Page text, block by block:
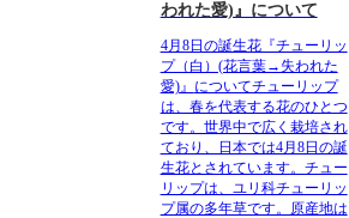
われた愛)』について
4月8日の誕生花『チューリッ
プ（白）(花言葉→失われた
愛)』 についてチューリップ
は、春を代表する花のひとつ
です。世界中で広く栽培され
ており、日本では4月8日の誕
生花とされています。チュー
リップは、ユリ科チューリッ
プ属の多年草です。原産地は